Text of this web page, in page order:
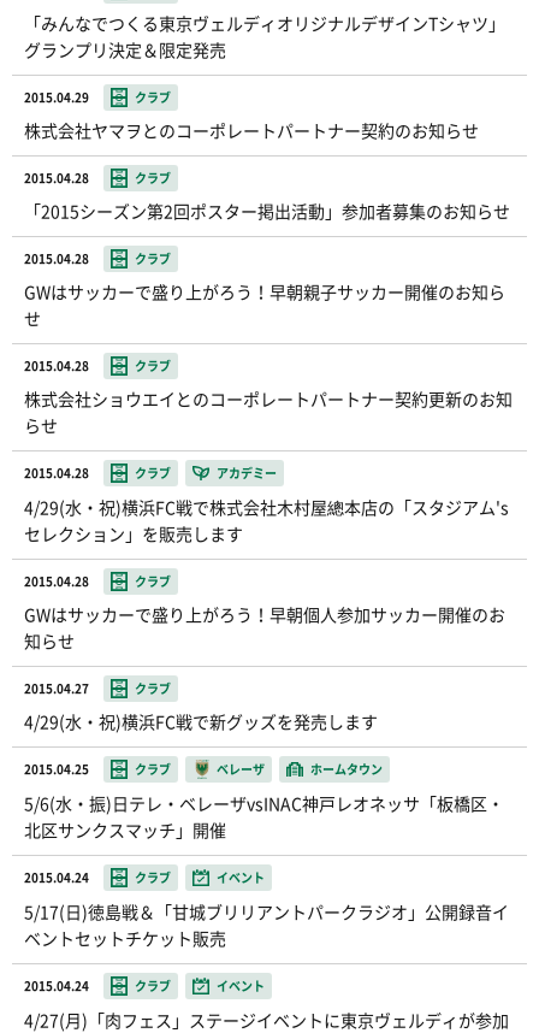
「みんなでつくる東京ヴェルディオリジナルデザインTシャツ」
グランプリ決定＆限定発売
2015.04.29 クラブ
株式会社ヤマヲとのコーポレートパートナー契約のお知らせ
2015.04.28 クラブ
「2015シーズン第2回ポスター掲出活動」参加者募集のお知らせ
2015.04.28 クラブ
GWはサッカーで盛り上がろう！早朝親子サッカー開催のお知ら
せ
2015.04.28 クラブ
株式会社ショウエイとのコーポレートパートナー契約更新のお知
らせ
2015.04.28 クラブ アカデミー
4/29(水・祝)横浜FC戦で株式会社木村屋總本店の「スタジアム's
セレクション」を販売します
2015.04.28 クラブ
GWはサッカーで盛り上がろう！早朝個人参加サッカー開催のお
知らせ
2015.04.27 クラブ
4/29(水・祝)横浜FC戦で新グッズを発売します
2015.04.25 クラブ ベレーザ ホームタウン
5/6(水・振)日テレ・ベレーザvsINAC神戸レオネッサ「板橋区・
北区サンクスマッチ」開催
2015.04.24 クラブ イベント
5/17(日)徳島戦＆「甘城ブリリアントパークラジオ」公開録音イ
ベントセットチケット販売
2015.04.24 クラブ イベント
4/27(月)「肉フェス」ステージイベントに東京ヴェルディが参加